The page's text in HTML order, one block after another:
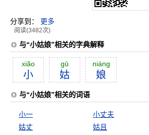
分享到： 更多
阅读(3482次)
与“小姑娘”相关的字典解释
xiăo
小
gū
姑
niáng
娘
与“小姑娘”相关的词语
小一 小丈夫
姑丈
姑且